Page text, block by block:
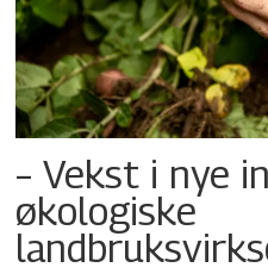
– Vekst i nye
økologiske